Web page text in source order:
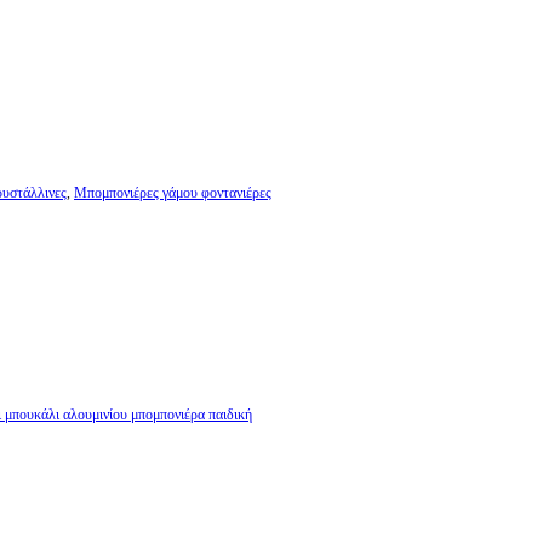
Μπομπονιέρες γάμου φοντανιέρες
αλουμινίου μπομπονιέρα παιδική